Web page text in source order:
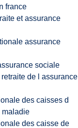
france
et assurance
assurance
sociale
de l assurance
des caisses d
maladie
des caisse de